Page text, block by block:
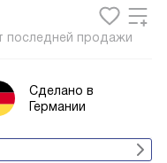
последней продажи
Сделано в
Германии